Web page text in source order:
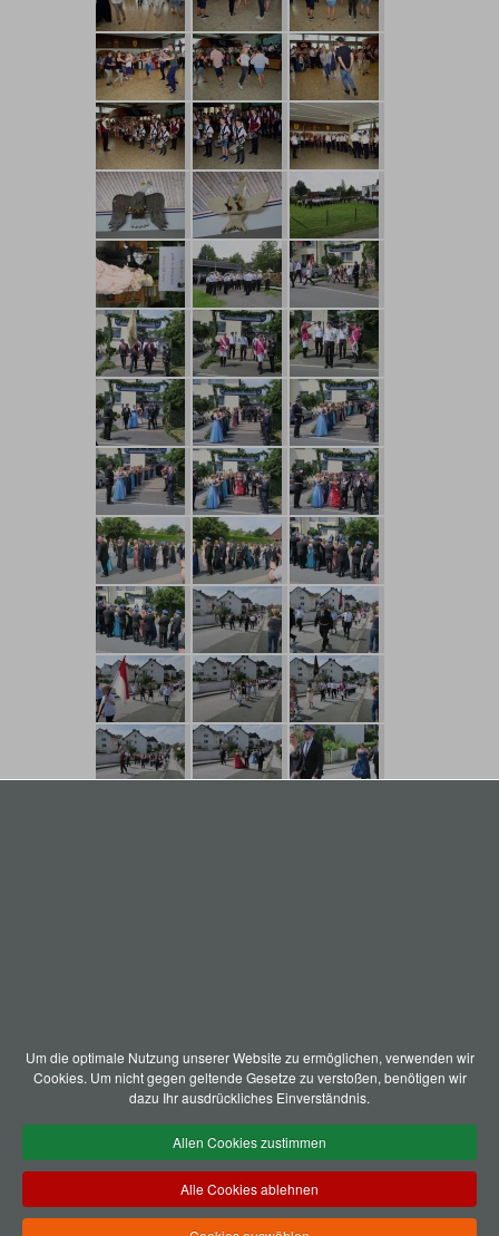
Um die optimale Nutzung unserer Website zu ermöglichen, verwenden wir
Cookies. Um nicht gegen geltende Gesetze zu verstoßen, benötigen wir
dazu Ihr ausdrückliches Einverständnis.
Allen Cookies zustimmen
Alle Cookies ablehnen